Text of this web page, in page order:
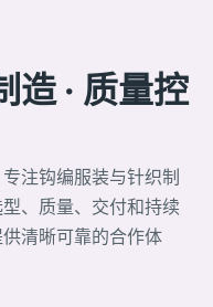
造 · 质量控
注钩编服装与针织制
、质量、交付和持续
清晰可靠的合作体